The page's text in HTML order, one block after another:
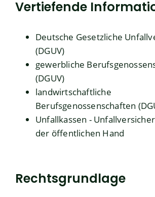
Vertiefende
Deutsche Gesetzliche
(DGUV)
gewerbliche
(DGUV)
landwirtschaftliche
Berufsgenossenschaften
Unfallkassen -
der öffentlichen Hand
Rechtsgrundlage